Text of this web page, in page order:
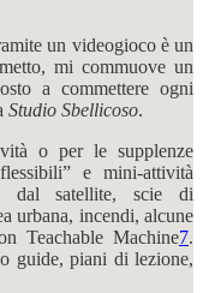
un videogioco è un
mi commuove un
a commettere ogni
Studio Sbellicoso.
o per le supplenze
e mini-attività
dal satellite, scie di
urbana, incendi, alcune
Teachable Machine7.
guide, piani di lezione,